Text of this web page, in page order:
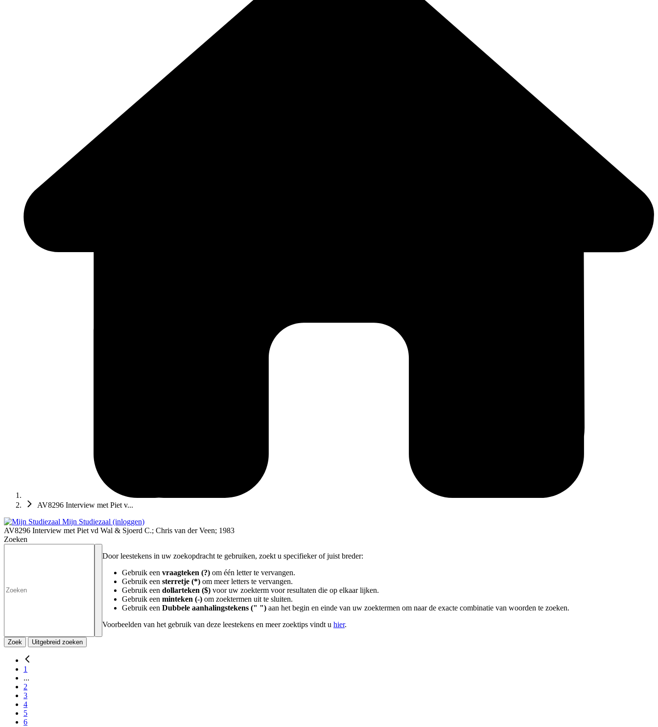
AV8296 Interview met Piet v...
Mijn Studiezaal (inloggen)
AV8296 Interview met Piet vd Wal & Sjoerd C.; Chris van der Veen; 1983
Zoeken
Door leestekens in uw zoekopdracht te gebruiken, zoekt u specifieker of juist breder:
Gebruik een vraagteken (?) om één letter te vervangen.
Gebruik een sterretje (*) om meer letters te vervangen.
Gebruik een dollarteken ($) voor uw zoekterm voor resultaten die op elkaar lijken.
Gebruik een minteken (-) om zoektermen uit te sluiten.
Gebruik een Dubbele aanhalingstekens (" ") aan het begin en einde van uw zoektermen om naar de exacte combinatie van woorden te zoeken.
Voorbeelden van het gebruik van deze leestekens en meer zoektips vindt u hier.
Zoek Uitgebreid zoeken
1
...
2
3
4
5
6